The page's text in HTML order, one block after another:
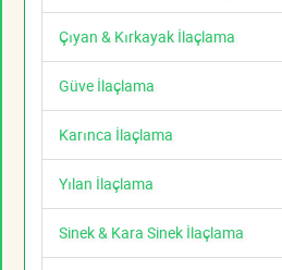
Çıyan & Kırkayak İlaçlama
Güve İlaçlama
Karınca İlaçlama
Yılan İlaçlama
Sinek & Kara Sinek İlaçlama